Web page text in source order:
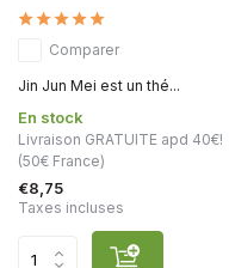
Comparer
Jin Jun Mei est un thé...
En stock
Livraison GRATUITE apd 40€!
(50€ France)
€8,75
Taxes incluses